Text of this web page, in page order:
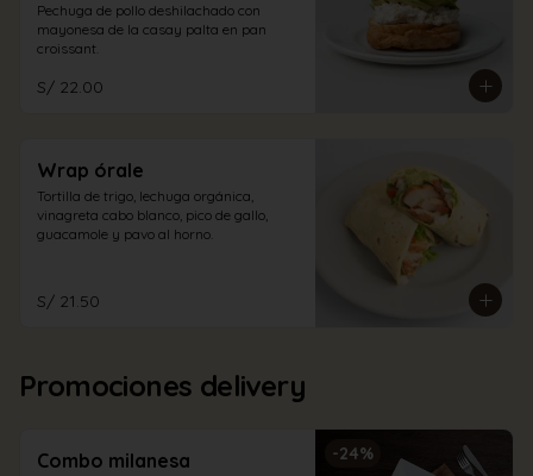
Pechuga de pollo deshilachado con
mayonesa de la casay palta en pan
croissant.
S/ 22.00
Wrap órale
Tortilla de trigo, lechuga orgánica,
vinagreta cabo blanco, pico de gallo,
guacamole y pavo al horno.
S/ 21.50
Promociones delivery
-24%
Combo milanesa